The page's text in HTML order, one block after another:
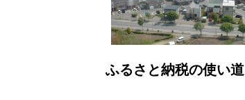
ふるさと納税の使い道